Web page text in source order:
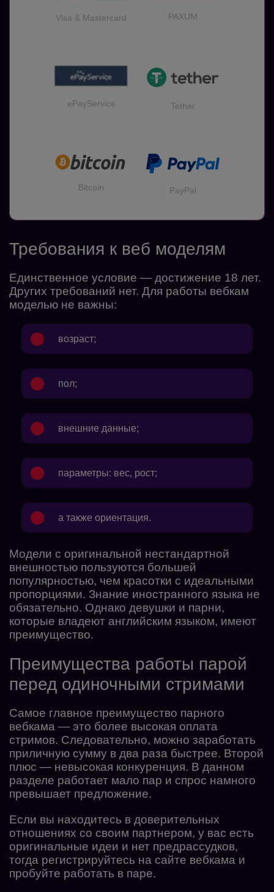
Visa & Mastercard PAXUM
ePayService Tether
Bitcoin PayPal
Требования к веб моделям
Единственное условие — достижение 18 лет.
Других требований нет. Для работы вебкам
моделью не важны:
возраст;
пол;
внешние данные;
параметры: вес, рост;
а также ориентация.
Модели с оригинальной нестандартной
внешностью пользуются большей
популярностью, чем красотки с идеальными
пропорциями. Знание иностранного языка не
обязательно. Однако девушки и парни,
которые владеют английским языком, имеют
преимущество.
Преимущества работы парой
перед одиночными стримами
Самое главное преимущество парного
вебкама — это более высокая оплата
стримов. Следовательно, можно заработать
приличную сумму в два раза быстрее. Второй
плюс — невысокая конкуренция. В данном
разделе работает мало пар и спрос намного
превышает предложение.
Если вы находитесь в доверительных
отношениях со своим партнером, у вас есть
оригинальные идеи и нет предрассудков,
тогда регистрируйтесь на сайте вебкама и
пробуйте работать в паре.